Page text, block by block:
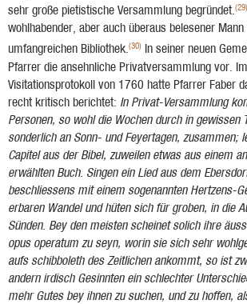
sehr große pietistische Versammlung begründet.(29)
wohl­habender, aber auch überaus belesener
umfangreichen Bibliothek.(30) In seiner neuen
Pfarrer die an­sehnliche Privatversammlung vor. Im
Visitationsprotokoll von 1760 hatte Pfarrer Faber
recht kritisch berichtet: In Privat-Versammlung
Personen, so wohl die Wochen durch in gewissen
sonderlich an Sonn- und Feyertagen, zusammen;
Capitel aus der Bibel, zuweilen etwas aus einem
erwählten Buch. Singen ein Lied aus dem
beschliessens mit einem sogenannten Hertzens-
erbaren Wandel und hüten sich für groben, in die
Sünden. Bey den meisten scheinet solich ihre
opus operatum zu seyn, worin sie sich sehr
aufs schibboleth des Zeitlichen ankommt, so ist
andern irdisch Gesinnten ein schlechter
mehr Gutes bey ihnen zu suchen, und zu hoffen,